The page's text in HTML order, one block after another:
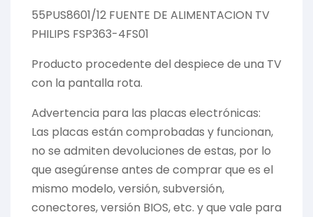
55PUS8601/12 FUENTE DE ALIMENTACION TV
PHILIPS FSP363-4FS01
Producto procedente del despiece de una TV
con la pantalla rota.
Advertencia para las placas electrónicas:
Las placas están comprobadas y funcionan,
no se admiten devoluciones de estas, por lo
que asegúrense antes de comprar que es el
mismo modelo, versión, subversión,
conectores, versión BIOS, etc. y que vale para